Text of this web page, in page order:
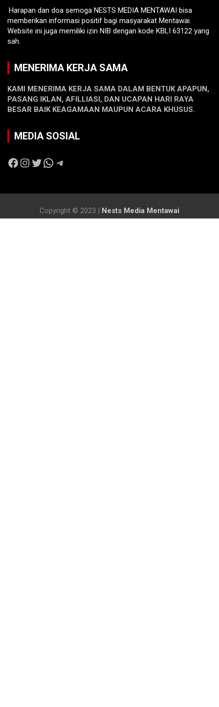
Harapan dan doa semoga NESTS MEDIA MENTAWAI bisa
memberikan informasi positif bagi masyarakat Mentawai.
Website ini juga memiliki izin NIB dengan kode KBLI 63122 yang
sah.
MENERIMA KERJA SAMA
KAMI MENERIMA KERJA SAMA DALAM BENTUK APAPUN,
PASANG IKLAN, AFILLIASI, DAN UCAPAN HARI RAYA
BESAR BAIK KEAGAMAAN MAUPUN ACARA KHUSUS.
MEDIA SOSIAL
Facebook
Instagram
Twitter
WhatsApp
Telegram
Copyright © 2023 | Nests Media Mentawai